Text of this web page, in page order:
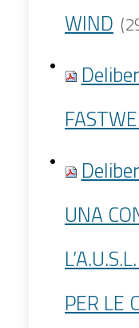
WIND
UNA
PER LE